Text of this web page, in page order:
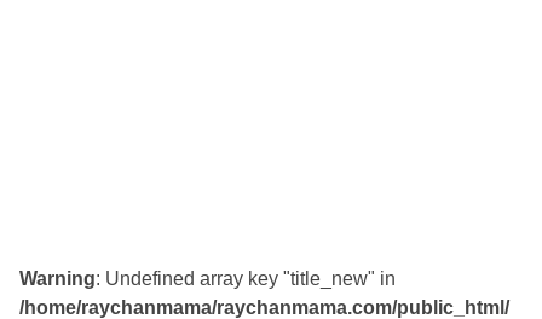
Warning: Undefined array key "title_new" in
/home/raychanmama/raychanmama.com/public_html/